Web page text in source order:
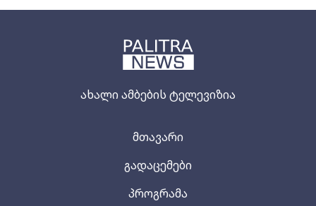
ახალი ამბების ტელევიზია
მთავარი
გადაცემები
პროგრამა